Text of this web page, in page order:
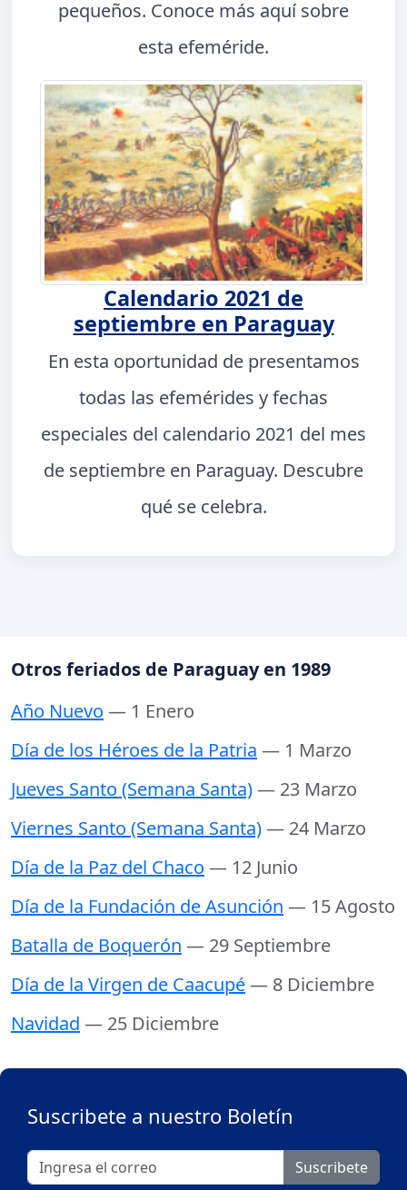
pequeños. Conoce más aquí sobre
esta efeméride.
Calendario 2021 de
septiembre en Paraguay
En esta oportunidad de presentamos
todas las efemérides y fechas
especiales del calendario 2021 del mes
de septiembre en Paraguay. Descubre
qué se celebra.
Otros feriados de Paraguay en 1989
Año Nuevo — 1 Enero
Día de los Héroes de la Patria — 1 Marzo
Jueves Santo (Semana Santa)— 23 Marzo
Viernes Santo (Semana Santa)— 24 Marzo
Día de la Paz del Chaco — 12 Junio
Día de la Fundación de Asunción — 15 Agosto
Batalla de Boquerón — 29 Septiembre
Día de la Virgen de Caacupé— 8 Diciembre
Navidad — 25 Diciembre
Suscribete a nuestro Boletín
Suscribete